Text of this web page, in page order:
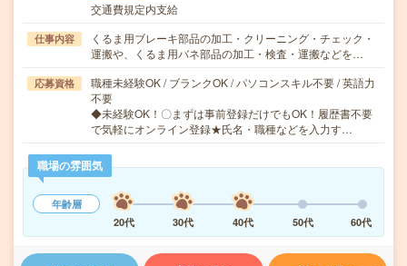
交通費規定内支給
仕事内容
くるま用ブレーキ部品の加工・クリーニング・チェック・
運搬や、くるま用バネ部品の加工・検査・運搬などを…
応募資格
職種未経験OK / ブランクOK / パソコンスキル不要 / 英語力
不要
◆未経験OK！〇まずは事前登録だけでもOK！履歴書不要
で気軽にオンライン登録★氏名・職種などを入力す…
職場の雰囲気
年齢層
20代
30代 40代 50代 60代